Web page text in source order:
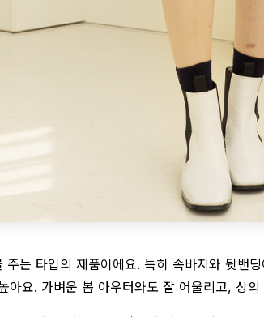
주는 타입의 제품이에요. 특히 속바지와 뒷
요. 가벼운 봄 아우터와도 잘 어울리고, 상